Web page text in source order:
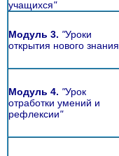
учащихся"
Модуль 3. "Уроки
открытия нового знания
Модуль 4. "Урок
отработки умений и
рефлексии"